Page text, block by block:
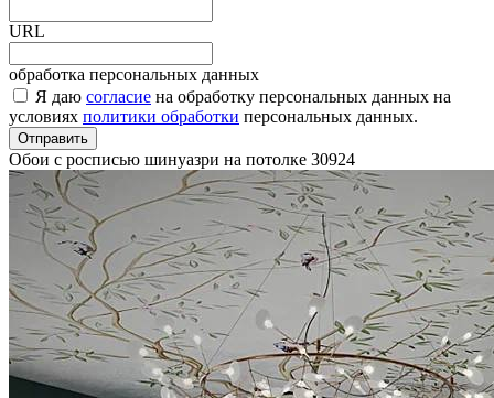
URL
обработка персональных данных
Я даю согласие на обработку персональных данных на
условиях политики обработки персональных данных.
Отправить
Обои с росписью шинуазри на потолке 30924